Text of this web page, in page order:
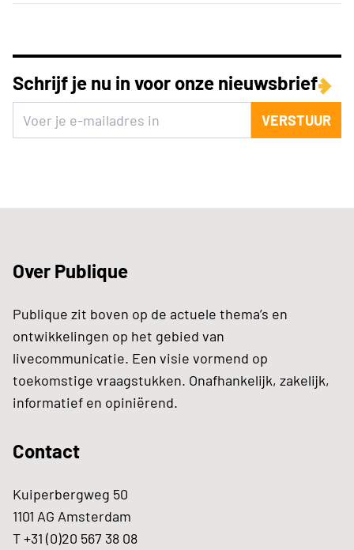
Schrijf je nu in voor onze nieuwsbrief
VERSTUUR
Over Publique
Publique zit boven op de actuele thema’s en
ontwikkelingen op het gebied van
livecommunicatie. Een visie vormend op
toekomstige vraagstukken. Onafhankelijk, zakelijk,
informatief en opiniërend.
Contact
Kuiperbergweg 50
1101 AG Amsterdam
T +31 (0)20 567 38 08